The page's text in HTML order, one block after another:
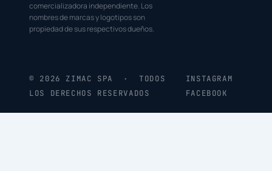
comercializadora independiente. Los
nombres de marcas y logotipos son
propiedad de sus respectivos dueños.
© 2026 ZIMAC SPA · TODOS
LOS DERECHOS RESERVADOS
INSTAGRAM
FACEBOOK